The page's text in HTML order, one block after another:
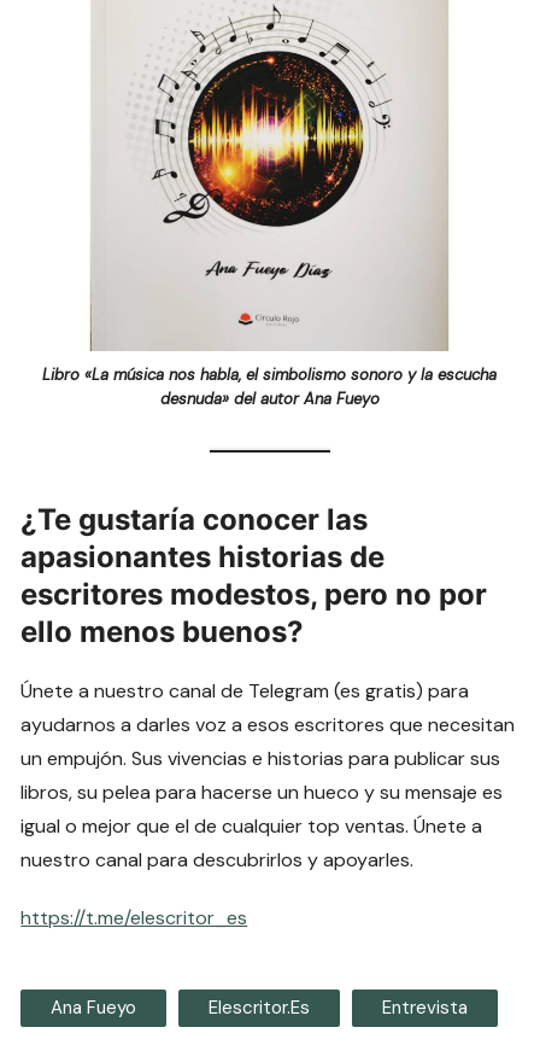
Libro «La música nos habla, el simbolismo sonoro y la escucha
desnuda» del autor Ana Fueyo
¿Te gustaría conocer las
apasionantes historias de
escritores modestos, pero no por
ello menos buenos?
Únete a nuestro canal de Telegram (es gratis) para
ayudarnos a darles voz a esos escritores que necesitan
un empujón. Sus vivencias e historias para publicar sus
libros, su pelea para hacerse un hueco y su mensaje es
igual o mejor que el de cualquier top ventas. Únete a
nuestro canal para descubrirlos y apoyarles.
https://t.me/elescritor_es
Ana Fueyo Elescritor.es Entrevista